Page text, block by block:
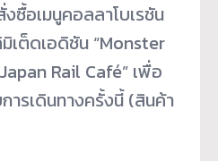
ซื้อเมนูคอลลาโบเรชัน
เต็ดเอดิชัน “Monster
Rail Café” เพื่อ
ารเดินทางครั้งนี้ (สินค้า